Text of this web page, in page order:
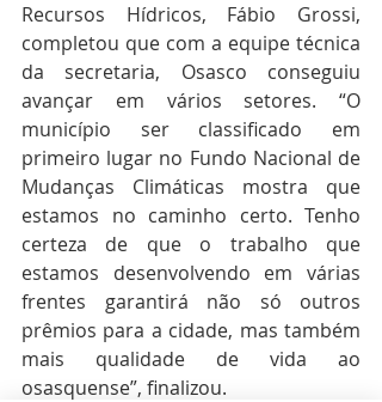
Recursos Hídricos, Fábio Grossi,
completou que com a equipe técnica
da secretaria, Osasco conseguiu
avançar em vários setores. “O
município ser classificado em
primeiro lugar no Fundo Nacional de
Mudanças Climáticas mostra que
estamos no caminho certo. Tenho
certeza de que o trabalho que
estamos desenvolvendo em várias
frentes garantirá não só outros
prêmios para a cidade, mas também
mais qualidade de vida ao
osasquense”, finalizou.